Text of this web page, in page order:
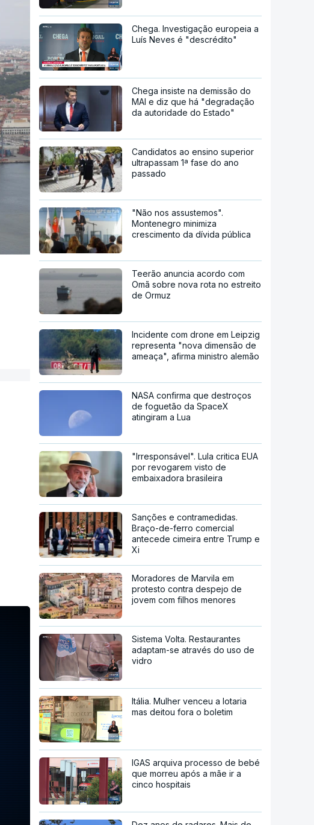
Chega. Investigação europeia a
Luís Neves é "descrédito"
Chega insiste na demissão do
MAI e diz que há "degradação
da autoridade do Estado"
Candidatos ao ensino superior
ultrapassam 1ª fase do ano
passado
"Não nos assustemos".
Montenegro minimiza
crescimento da dívida pública
Teerão anuncia acordo com
Omã sobre nova rota no estreito
de Ormuz
Incidente com drone em Leipzig
representa "nova dimensão de
ameaça", afirma ministro alemão
NASA confirma que destroços
de foguetão da SpaceX
atingiram a Lua
"Irresponsável". Lula critica EUA
por revogarem visto de
embaixadora brasileira
Sanções e contramedidas.
Braço-de-ferro comercial
antecede cimeira entre Trump e
Xi
Moradores de Marvila em
protesto contra despejo de
jovem com filhos menores
Sistema Volta. Restaurantes
adaptam-se através do uso de
vidro
Itália. Mulher venceu a lotaria
mas deitou fora o boletim
IGAS arquiva processo de bebé
que morreu após a mãe ir a
cinco hospitais